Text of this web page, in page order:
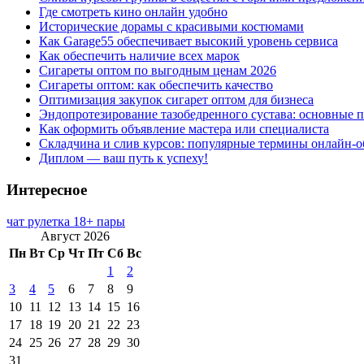
Где смотреть кино онлайн удобно
Исторические дорамы с красивыми костюмами
Как Garage55 обеспечивает высокий уровень сервиса
Как обеспечить наличие всех марок
Сигареты оптом по выгодным ценам 2026
Сигареты оптом: как обеспечить качество
Оптимизация закупок сигарет оптом для бизнеса
Эндопротезирование тазобедренного сустава: основные
Как оформить объявление мастера или специалиста
Складчина и слив курсов: популярные термины онлайн-
Диплом — ваш путь к успеху!
Интересное
чат рулетка 18+ пары
Август 2026
Пн Вт Ср Чт Пт Сб Вс
1
2
3
4 5 6 7 8
9
10 11 12 13 14 15 16
17 18 19 20 21 22 23
24 25 26 27 28 29 30
31